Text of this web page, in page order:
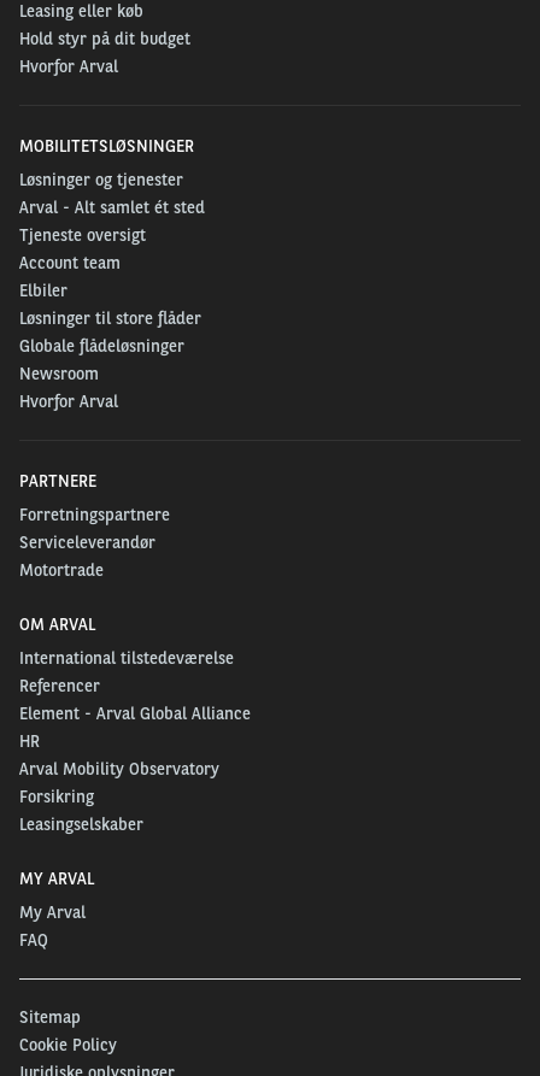
Leasing eller køb
Hold styr på dit budget
Hvorfor Arval
MOBILITETSLØSNINGER
Løsninger og tjenester
Arval - Alt samlet ét sted
Tjeneste oversigt
Account team
Elbiler
Løsninger til store flåder
Globale flådeløsninger
Newsroom
Hvorfor Arval
PARTNERE
Forretningspartnere
Serviceleverandør
Motortrade
OM ARVAL
International tilstedeværelse
Referencer
Element - Arval Global Alliance
HR
Arval Mobility Observatory
Forsikring
Leasingselskaber
MY ARVAL
My Arval
FAQ
Sitemap
Cookie Policy